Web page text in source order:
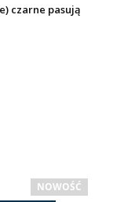
czarne pasują
NOWOŚĆ